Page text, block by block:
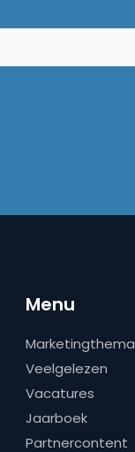
Menu
Veelgelezen
Vacatures
Jaarboek
Partnercontent